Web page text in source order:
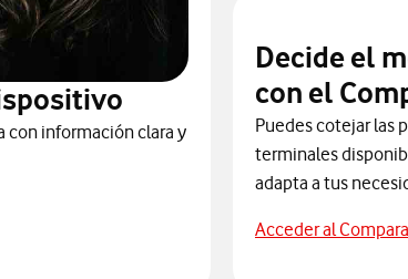
información clara y
Decide el
con el
Puedes cotejar las
terminales
adapta a tus
Acceder al